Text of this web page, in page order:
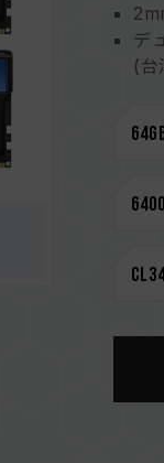
デ
(台
電
イ
(台
最